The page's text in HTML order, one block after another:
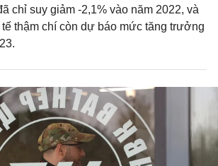
chỉ suy giảm -2,1% vào năm 2022, và
tế thậm chí còn dự báo mức tăng trưởng